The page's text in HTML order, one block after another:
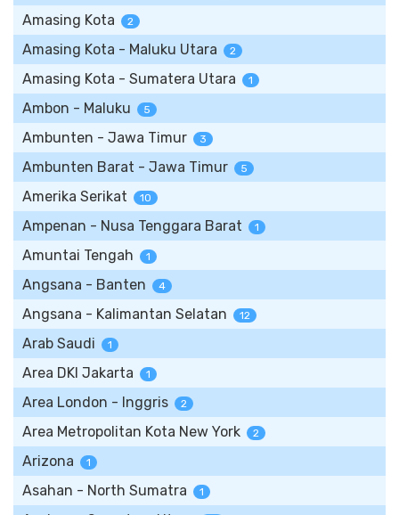
Amasing Kota 2
Amasing Kota - Maluku Utara 2
Amasing Kota - Sumatera Utara 1
Ambon - Maluku 5
Ambunten - Jawa Timur 3
Ambunten Barat - Jawa Timur 5
Amerika Serikat 10
Ampenan - Nusa Tenggara Barat 1
Amuntai Tengah 1
Angsana - Banten 4
Angsana - Kalimantan Selatan 12
Arab Saudi 1
Area DKI Jakarta 1
Area London - Inggris 2
Area Metropolitan Kota New York 2
Arizona 1
Asahan - North Sumatra 1